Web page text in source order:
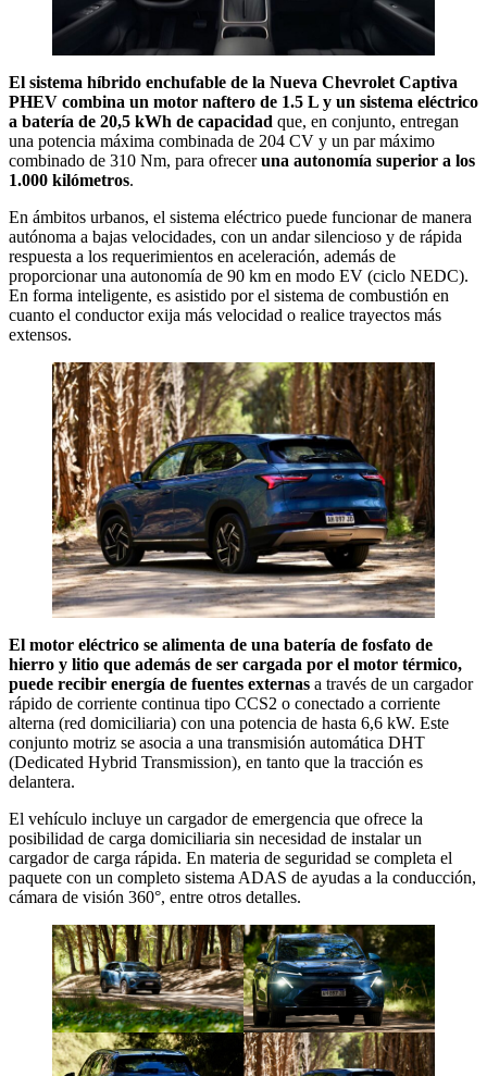
El sistema híbrido enchufable de la Nueva Chevrolet Captiva
PHEV combina un motor naftero de 1.5 L y un sistema eléctrico
a batería de 20,5 kWh de capacidad que, en conjunto, entregan
una potencia máxima combinada de 204 CV y un par máximo
combinado de 310 Nm, para ofreceruna autonomía superior a los
1.000 kilómetros.
En ámbitos urbanos, el sistema eléctrico puede funcionar de manera
autónoma a bajas velocidades, con un andar silencioso y de rápida
respuesta a los requerimientos en aceleración, además de
proporcionar una autonomía de 90 km en modo EV (ciclo NEDC).
En forma inteligente, es asistido por el sistema de combustión en
cuanto el conductor exija más velocidad o realice trayectos más
extensos.
El motor eléctrico se alimenta de una batería de fosfato de
hierro y litio que además de ser cargada por el motor térmico,
puede recibir energía de fuentes externas a través de un cargador
rápido de corriente continua tipo CCS2 o conectado a corriente
alterna (red domiciliaria) con una potencia de hasta 6,6 kW. Este
conjunto motriz se asocia a una transmisión automática DHT
(Dedicated Hybrid Transmission), en tanto que la tracción es
delantera.
El vehículo incluye un cargador de emergencia que ofrece la
posibilidad de carga domiciliaria sin necesidad de instalar un
cargador de carga rápida. En materia de seguridad se completa el
paquete con un completo sistema ADAS de ayudas a la conducción,
cámara de visión 360°, entre otros detalles.